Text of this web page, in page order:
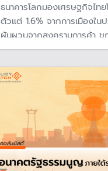
ธนาคารโลกมองเศรษฐกิจไท
ตัวแต่ 1.6% จากการเมืองใน
ผันผวนจากสงครามการค้า ข
สูง ส่งผลกระทบต่อความเป็น